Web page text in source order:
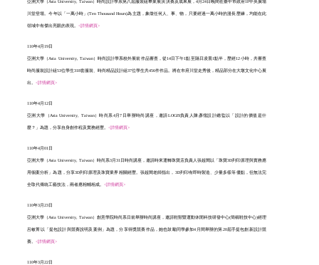
亞洲大學（Asia University, Taiwan）時尚設計學系第八屆服裝組畢業展演決賽及成果展，4月24日晚間在臺中市政府1F中央廣場
川堂登場。今年以「一萬小時」(Ten Thousand Hours)為主題，象徵任何人、事、物，只要經過一萬小時的漫長歷練，均能在此
領域中有傑出亮眼的表現。 <詳情網頁>
110年4月19日
亞洲大學（Asia University, Taiwan）時尚設計學系校外展前作品審查，從14日下午1點至隔日凌晨1點半，歷經12小時，共審查
時尚服裝設計組53位學生318套服裝、時尚精品設計組37位學生共456件作品。將在市府川堂走秀後，精品部分在大墩文化中心展
出。 <詳情網頁>
110年4月12日
亞洲大學（Asia University, Taiwan）時尚系4月7日舉辦時尚講座，邀請LOGIS負責人陳彥儒設計總監以「設計的價值是什
麼？」為題，分享自身創作程及實務經歷。 <詳情網頁>
110年4月01日
亞洲大學（Asia University, Taiwan）時尚系3月31日時尚講座，邀請時來運轉珠寶店負責人張超閔以「珠寶3D列印原理與實務應
用個案分析」為題，分享3D列印原理及珠寶業界相關經歷。張超閔老師指出，3D列印有即時製造、少量多樣等優點，但無法完
全取代傳統工藝技法，兩者應相輔相成。 <詳情網頁>
110年3月23日
亞洲大學（Asia University, Taiwan）創意學院時尚系日前舉辦時尚講座，邀請鞋類暨運動休閒科技研發中心(簡稱鞋技中心)經理
呂敏菁以「提包設計與競賽說明及案例」為題，分享得獎競賽作品，她也鼓勵同學參加4月間舉辦的第20屆手提包創新設計競
賽。 <詳情網頁>
110年3月22日